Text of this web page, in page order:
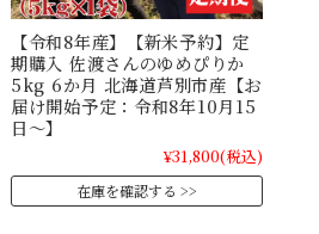
【令和8年産】【新米予約】定
期購入 佐渡さんのゆめぴりか
5kg 6か月 北海道芦別市産【お
届け開始予定：令和8年10月15
日～】
¥31,800(税込)
在庫を確認する